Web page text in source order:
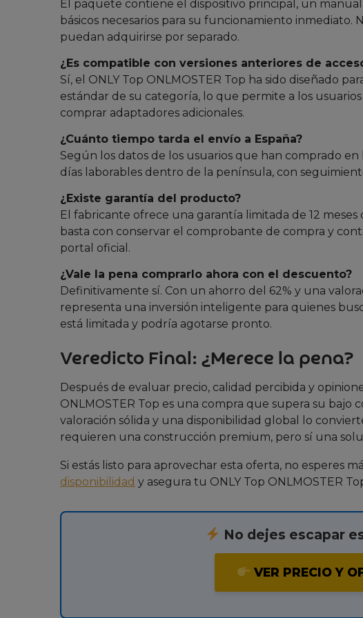
El paquete contiene el dispositivo principal, un
básicos necesarios para su funcionamiento
puedan adquirirse por separado.
¿Es compatible con versiones anteriores de
Sí, el ONLY Top ONLMOSTER Top ha sido diseñado
estándar de su categoría, lo que permite a los
comprar adaptadores adicionales.
¿Cuánto tiempo tarda el envío a España?
Según los datos de los usuarios que han comprado
días laborables dentro de la península, con
¿Existe garantía del producto?
El fabricante ofrece una garantía limitada de 12
basta con conservar el comprobante de compra y
portal oficial.
¿Vale la pena comprarlo ahora con el descuento?
Definitivamente sí. Con un ahorro del 62% y una
representa una inversión inteligente para quienes
está limitada y podría agotarse pronto.
Veredicto Final: ¿Merece la pena?
Después de evaluar precio, calidad percibida y
ONLMOSTER Top es una compra que supera su bajo
valoración sólida y una disponibilidad global lo
requieren una construcción premium, pero sí una
Si estás listo para aprovechar esta oferta, no esperes
disponibilidad y asegura tu ONLY Top ONLMOSTER
No dejes escapar
VER PRECIO Y